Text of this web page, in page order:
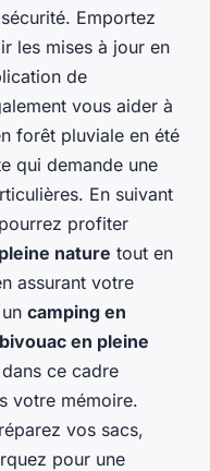
Emportez
les mises à jour en
de
vous aider à
forêt pluviale en été
qui demande une
En suivant
profiter
nature tout en
assurant votre
camping en
bivouac en pleine
ce cadre
votre mémoire.
vos sacs,
pour une